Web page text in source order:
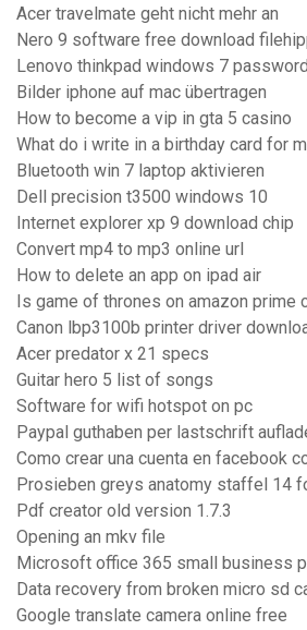
Acer travelmate geht nicht mehr an
Nero 9 software free download
Lenovo thinkpad windows 7
Bilder iphone auf mac übertragen
How to become a vip in gta 5 casino
What do i write in a birthday card for
Bluetooth win 7 laptop aktivieren
Dell precision t3500 windows 10
Internet explorer xp 9 download chip
Convert mp4 to mp3 online url
How to delete an app on ipad air
Is game of thrones on amazon prime
Canon lbp3100b printer driver
Acer predator x 21 specs
Guitar hero 5 list of songs
Software for wifi hotspot on pc
Paypal guthaben per lastschrift
Como crear una cuenta en facebook
Prosieben greys anatomy staffel 14
Pdf creator old version 1.7.3
Opening an mkv file
Microsoft office 365 small business
Data recovery from broken micro sd
Google translate camera online free